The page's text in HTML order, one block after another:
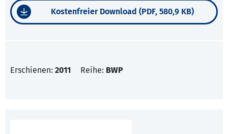
Kostenfreier Download (PDF, 580,9 KB)
Erschienen: 2011 Reihe: BWP